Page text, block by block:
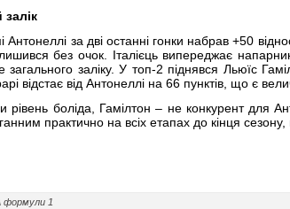
Антонеллі за дві останні гонки набрав +50
без очок. Італієць випереджає
загального заліку. У топ-2 піднявся Льюїс
відстає від Антонеллі на 66 пунктів, що є
рівень боліда, Гамілтон – не конкурент для
практично на всіх етапах до кінця сезону,
формули 1